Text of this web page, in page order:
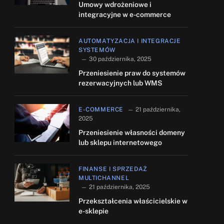
Umowy wdrożeniowe i
integracyjne w e-commerce
AUTOMATYZACJA I INTEGRACJE
SYSTEMÓW
30 października, 2025
Przeniesienie praw do systemów
rezerwacyjnych lub WMS
E-COMMERCE
21 października,
2025
Przeniesienie własności domeny
lub sklepu internetowego
FINANSE I SPRZEDAŻ
MULTICHANNEL
21 października, 2025
Przekształcenia właścicielskie w
e-sklepie